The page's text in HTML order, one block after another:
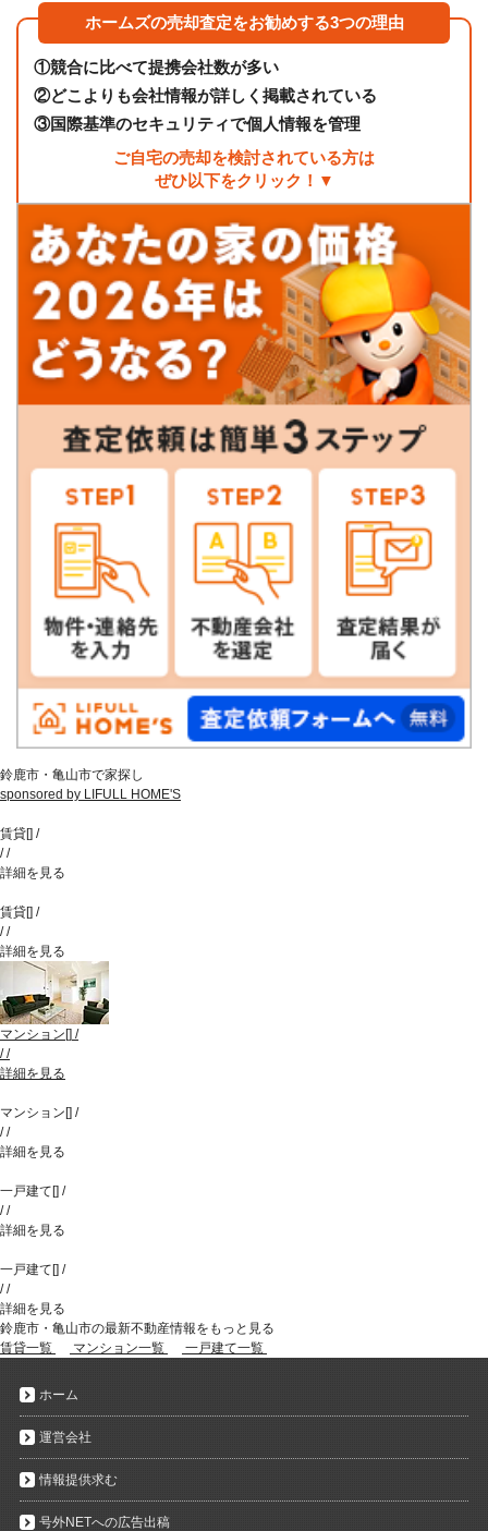
ホームズの売却査定をお勧めする3つの理由
①競合に比べて提携会社数が多い
②どこよりも会社情報が詳しく掲載されている
③国際基準のセキュリティで個人情報を管理
ご自宅の売却を検討されている方は
ぜひ以下をクリック！▼
鈴鹿市・亀山市で家探し
sponsored by LIFULL HOME'S
賃貸[] /
//
詳細を見る
賃貸[] /
//
詳細を見る
マンション [] /
//
詳細を見る
マンション [] /
//
詳細を見る
一戸建て [] /
//
詳細を見る
一戸建て [] /
//
詳細を見る
鈴鹿市・亀山市の最新不動産情報をもっと見る
賃貸一覧
マンション一覧 一戸建て一覧
ホーム
運営会社
情報提供求む
号外NETへの広告出稿